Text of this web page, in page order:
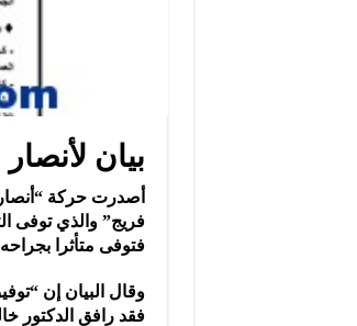
بيان
أصدرت حركة “أنصار
فريج” والذي توفى
فتوفى متأثرا
وقال البيان إن
فقد رافق الدكتور